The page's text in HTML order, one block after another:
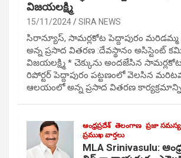
విజయలక్ష్మి
15/11/2024 SIRA NEWS
సిరాన్యూస్, సామర్లకోట పెద్దాపురం
అన్న ప్రసాద వితరణ :దేవస్థానం అసిస్టెంట్
విజయలక్ష్మి * చెక్కును అందజేసిన
రిపోర్టర్ పెద్దాపురం పట్టణంలో వెలసిన
ఆలయంలో అన్న ప్రసాద వితరణ కార్యక్రమాన్ని
ఆంధ్రప్రదేశ్ తెలంగాణ ప్రజా
ప్రముఖ వార్తలు
MLA Srinivasulu: